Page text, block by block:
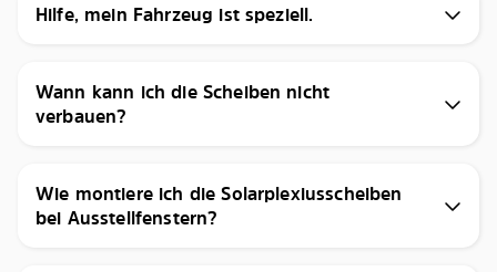
Hilfe, mein Fahrzeug ist speziell.
Wann kann ich die Scheiben nicht
verbauen?
Wie montiere ich die Solarplexiusscheiben
bei Ausstellfenstern?